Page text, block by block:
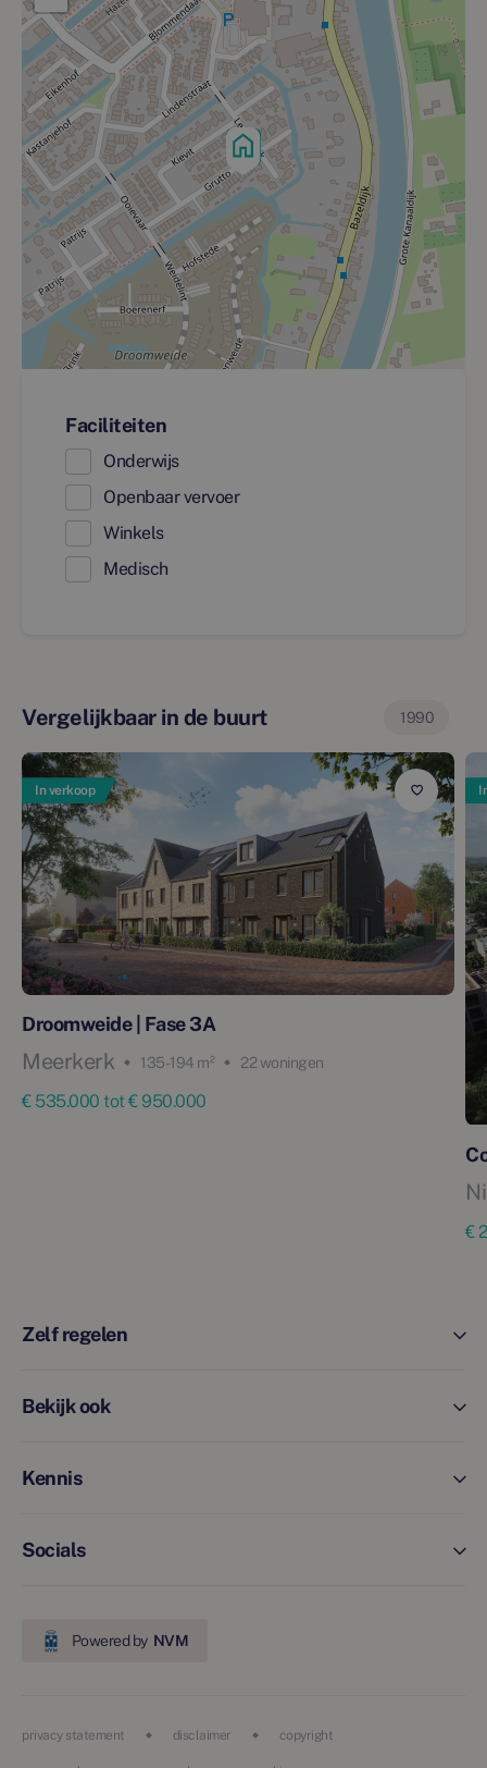
Faciliteiten
Onderwijs
Openbaar vervoer
Winkels
Medisch
Vergelijkbaar in de buurt 1990
In verkoop
Droomweide | Fase 3A
Meerkerk 135 - 194 m² 22 woningen
€ 535.000 tot € 950.000
€
Zelf regelen
Bekijk ook
Kennis
Socials
Powered by NVM
privacy statement disclaimer copyright